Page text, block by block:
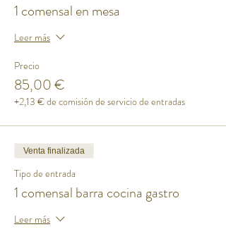
1 comensal en mesa
Leer más
Precio
85,00 €
+2,13 € de comisión de servicio de entradas
Venta finalizada
Tipo de entrada
1 comensal barra cocina gastro
Leer más